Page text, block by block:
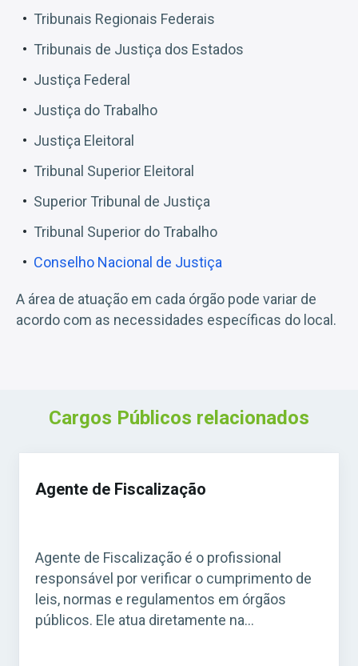
Tribunais Regionais Federais
Tribunais de Justiça dos Estados
Justiça Federal
Justiça do Trabalho
Justiça Eleitoral
Tribunal Superior Eleitoral
Superior Tribunal de Justiça
Tribunal Superior do Trabalho
Conselho Nacional de Justiça
A área de atuação em cada órgão pode variar de
acordo com as necessidades específicas do local.
Cargos Públicos relacionados
Agente de Fiscalização
Agente de Fiscalização é o profissional
responsável por verificar o cumprimento de
leis, normas e regulamentos em órgãos
públicos. Ele atua diretamente na